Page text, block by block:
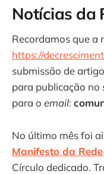
Notícias da
Recordamos que a
https://
submissão de
para publicação no
para o email:
No último mês foi
Manifesto da Rede
Círculo dedicado.